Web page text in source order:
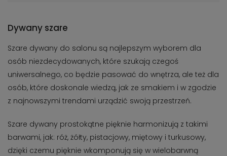
Dywany szare
Szare dywany do salonu są najlepszym wyborem dla
osób niezdecydowanych, które szukają czegoś
uniwersalnego, co będzie pasować do wnętrza, ale też dla
osób, które doskonale wiedzą, jak ze smakiem i w zgodzie
z najnowszymi trendami urządzić swoją przestrzeń.
Szare dywany prostokątne pięknie harmonizują z takimi
barwami, jak: róż, żółty, pistacjowy, miętowy i turkusowy,
dzięki czemu pięknie wkomponują się w wielobarwną